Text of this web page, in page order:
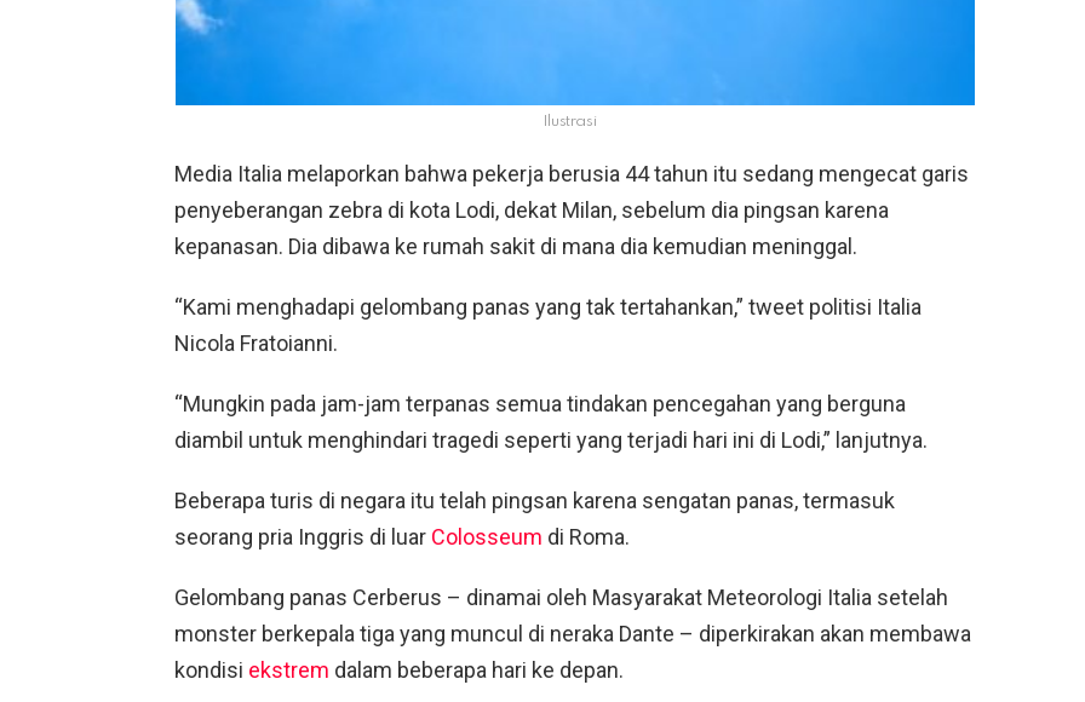
Ilustrasi
Media Italia melaporkan bahwa pekerja berusia 44 tahun itu sedang mengecat garis
penyeberangan zebra di kota Lodi, dekat Milan, sebelum dia pingsan karena
kepanasan. Dia dibawa ke rumah sakit di mana dia kemudian meninggal.
“Kami menghadapi gelombang panas yang tak tertahankan,” tweet politisi Italia
Nicola Fratoianni.
“Mungkin pada jam-jam terpanas semua tindakan pencegahan yang berguna
diambil untuk menghindari tragedi seperti yang terjadi hari ini di Lodi,” lanjutnya.
Beberapa turis di negara itu telah pingsan karena sengatan panas, termasuk
seorang pria Inggris di luar Colosseum di Roma.
Gelombang panas Cerberus – dinamai oleh Masyarakat Meteorologi Italia setelah
monster berkepala tiga yang muncul di neraka Dante – diperkirakan akan membawa
kondisi ekstrem dalam beberapa hari ke depan.